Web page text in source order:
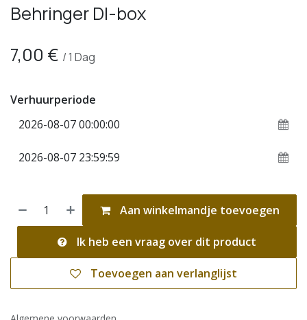
Behringer DI-box
7,00 € /1 Dag
Verhuurperiode
Aan winkelmandje toevoegen
Ik heb een vraag over dit product
Toevoegen aan verlanglijst